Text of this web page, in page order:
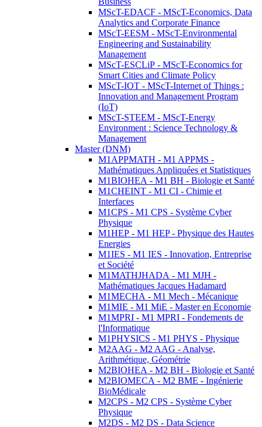
MScT-EDACF - MScT-Economics, Data
Analytics and Corporate Finance
MScT-EESM - MScT-Environmental
Engineering and Sustainability
Management
MScT-ESCLiP - MScT-Economics for
Smart Cities and Climate Policy
MScT-IOT - MScT-Internet of Things :
Innovation and Management Program
(IoT)
MScT-STEEM - MScT-Energy
Environment : Science Technology &
Management
Master (DNM)
M1APPMATH - M1 APPMS -
Mathématiques Appliquées et Statistiques
M1BIOHEA - M1 BH - Biologie et Santé
M1CHEINT - M1 CI - Chimie et
Interfaces
M1CPS - M1 CPS - Système Cyber
Physique
M1HEP - M1 HEP - Physique des Hautes
Energies
M1IES - M1 IES - Innovation, Entreprise
et Société
M1MATHJHADA - M1 MJH -
Mathématiques Jacques Hadamard
M1MECHA - M1 Mech - Mécanique
M1MIE - M1 MiE - Master en Economie
M1MPRI - M1 MPRI - Fondements de
l'Informatique
M1PHYSICS - M1 PHYS - Physique
M2AAG - M2 AAG - Analyse,
Arithmétique, Géométrie
M2BIOHEA - M2 BH - Biologie et Santé
M2BIOMECA - M2 BME - Ingénierie
BioMédicale
M2CPS - M2 CPS - Système Cyber
Physique
M2DS - M2 DS - Data Science